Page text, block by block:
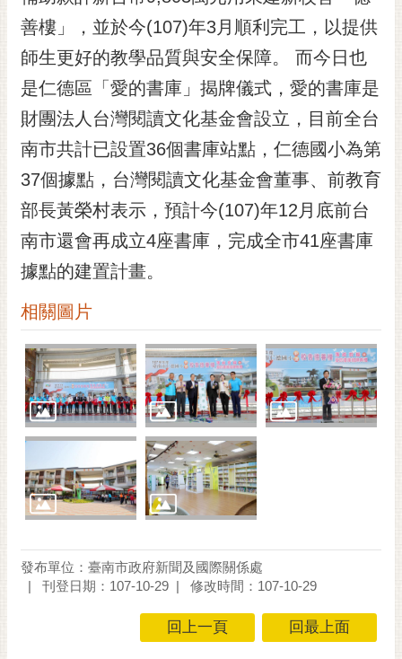
市
民
信
箱
English
日
本
語
隱
私
權
及
安
全
政
策
網
站
料
開
放
告
善樓」，並於今(107)年3月順利完工，以提供
師生更好的教學品質與安全保障。 而今日也
是仁德區「愛的書庫」揭牌儀式，愛的書庫是
財團法人台灣閱讀文化基金會設立，目前全台
南市共計已設置36個書庫站點，仁德國小為第
37個據點，台灣閱讀文化基金會董事、前教育
部長黃榮村表示，預計今(107)年12月底前台
南市還會再成立4座書庫，完成全市41座書庫
據點的建置計畫。
相關圖片
發布單位：臺南市政府新聞及國際關係處
刊登日期：107-10-29
修改時間：107-10-29
回上一頁 回最上面